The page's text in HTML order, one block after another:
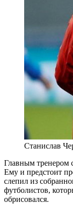
Станислав
Главным тренером
Ему и предстоит
слепил из
футболистов,
обрисовался.